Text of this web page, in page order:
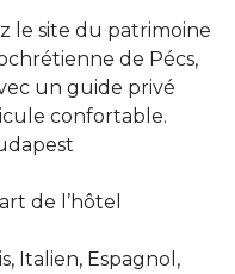
le site du patrimoine
de Pécs,
un guide privé
confortable.
de l’hôtel
Italien, Espagnol,